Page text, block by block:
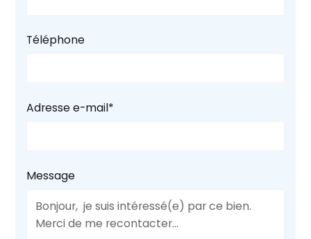
Téléphone
Adresse e-mail*
Message